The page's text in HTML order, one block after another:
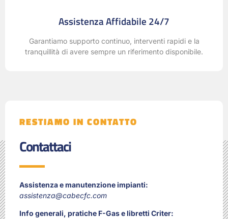
Assistenza Affidabile 24/7
Garantiamo supporto continuo, interventi rapidi e la
tranquillità di avere sempre un riferimento disponibile.
RESTIAMO IN CONTATTO
Contattaci
Assistenza e manutenzione impianti:
assistenza@cabecfc.com
Info generali, pratiche F-Gas e libretti Criter: